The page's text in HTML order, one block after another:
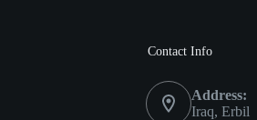
Contact Info
Address:
Iraq, Erbil